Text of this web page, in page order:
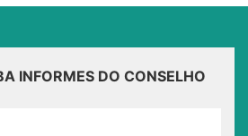
INFORMES DO CONSELHO